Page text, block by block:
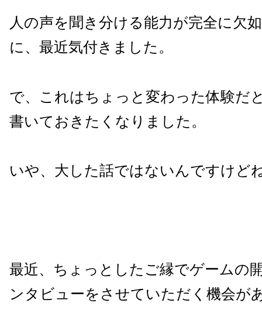
人の声を聞き分ける能力が完全に欠
に、最近気付きました。
で、これはちょっと変わった体験だ
書いておきたくなりました。
いや、大した話ではないんですけど
最近、ちょっとしたご縁でゲームの
ンタビューをさせていただく機会が